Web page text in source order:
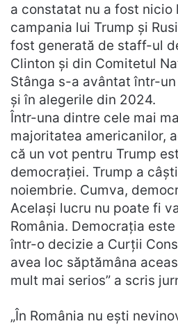
a constatat nu a fost nicio
campania lui Trump și
fost generată de staff-ul
Clinton și din Comitetul
Stânga s-a avântat într-
și în alegerile din 2024.
Într-una dintre cele mai
majoritatea americanilor,
că un vot pentru Trump
democrației. Trump a
noiembrie. Cumva,
Același lucru nu poate fi
România. Democrația
într-o decizie a Curții
avea loc săptămâna
mult mai serios” a scris
„În România nu ești